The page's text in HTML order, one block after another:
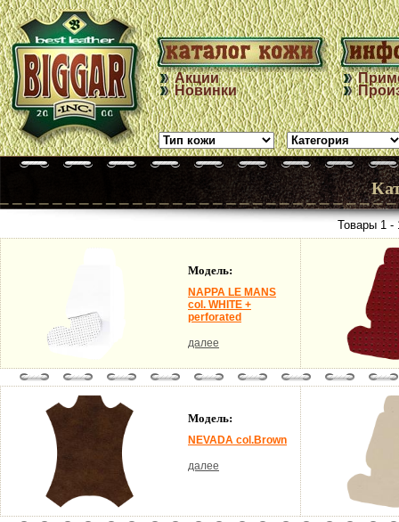
Акции
Новинки
Товары 1 -
Модель:
NAPPA LE MANS
col. WHITE +
perforated
далее
Модель:
NEVADA col.Brown
далее